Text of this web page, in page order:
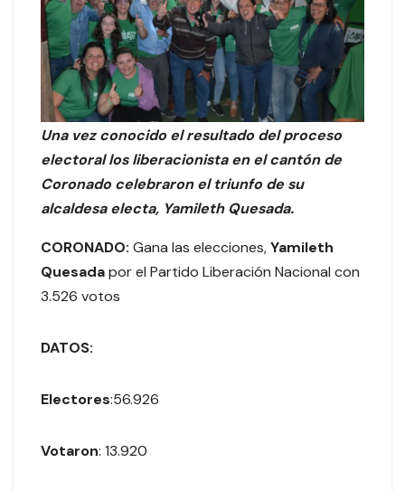
Una vez conocido el resultado del proceso
electoral los liberacionista en el cantón de
Coronado celebraron el triunfo de su
alcaldesa electa, Yamileth Quesada.
CORONADO: Gana las elecciones,Yamileth
Quesadapor el Partido Liberación Nacional con
3.526 votos
DATOS:
Electores:56.926
Votaron: 13.920